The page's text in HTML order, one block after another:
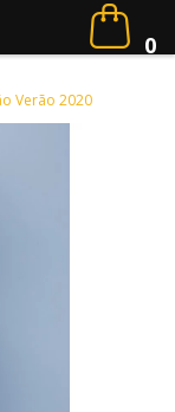
0
Verão 2020